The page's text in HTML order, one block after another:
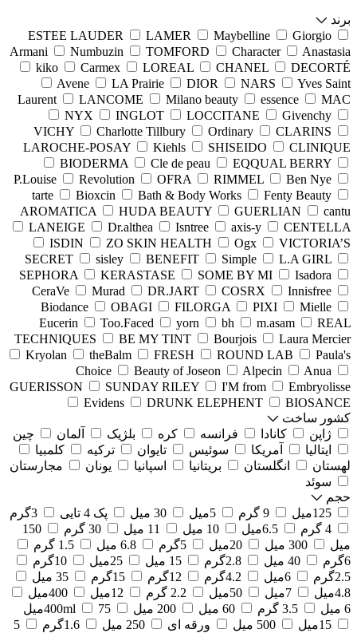
برند
ESTEE LAUDER
LAMER Maybelline
Giorgio
Armani
Numbuzin TOMFORD Character
Anastasia
kiko
Carmex LOREAL CHANEL
DECORTÉ
Avene
LA Prairie DIOR NARS
Yves Saint
Laurent
LANCOME Milano beauty essence
MAC
NYX
INGLOT LOCCITANE
Givenchy
VICHY
Charlotte Tillbury Ordinary
CLARINS
LAROCHE-POSAY
Kiehls SHISEIDO
CLINIQUE
BIODERMA
Cle de peau
EQQUAL BERRY
P.Louise
Revolution OFRA RIMMEL
Ben Nye
tarte
Bioxcin Bath & Body Works
Fenty Beauty
AROMATICA
HUDA BEAUTY GUERLIAN
cantu
LANEIGE
Dr.althea Isntree axis-y
CENTELLA
ISDIN
ZO SKIN HEALTH Ogx
VICTORIA’S
SECRET
sisley BENEFIT Simple
L.A GIRL
SEPHORA
KERASTASE SOME BY MI
Isadora
CeraVe
Murad DR.JART COSRX
Innisfree
Biodance
OBAGI FILORGA PIXI
Mielle
Eucerin
Too.Faced yorn bh m.asam
REAL
TECHNIQUES
BE MY TINT Bourjois
Laura Mercier
Kryolan
theBalm FRESH ROUND LAB
Paula's
Choice
Beauty of Joseon Alpecin
Anua
GUERISSON
SUNDAY RILEY I'M from
Embryolisse
Evidens
DRUNK ELEPHENT
BIOSANCE
کشور ساخت
ژاپن
کانادا فرانسه کره بلژیک آلمان
چین
ایتالیا
آمریکا سوئیس تایوان ترکیه
کلمبیا
لهستان
انگلستان بریتانیا اسپانیا یونان
مجارستان
سوئد
حجم
125میل
9 گرم 5میل 30 میل پک 4 تایی
3گرم
4 گرم
6.5میل 10 میل 11 میل 30 گرم
150
میل
300 میل 20میل 5گرم 6.8 میل
1.5 گرم
6گرم
40 میل 2.8گرم 15 میل 25میل
10گرم
2.5گرم
6میل 4.2گرم 12گرم 15گرم
35 میل
4.8میل
7میل 50میل 2.2 گرم 12میل
400میل
6 میل
3.5 گرم 60 میل 200 میل 400ml
75میل
15میل
500 میل ورقه ای 250 میل 1.6گرم
5